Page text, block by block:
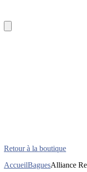
Retour à la boutique
AccueilBaguesAlliance